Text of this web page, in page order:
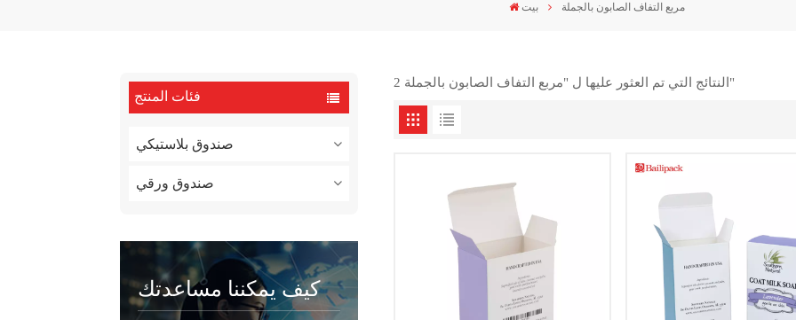
بيت مربع التفاف الصابون بالجملة
فئات المنتج
صندوق بلاستيكي
صندوق ورقي
كيف يمكننا مساعدتك
2 النتائج التي تم العثور عليها ل "مربع التفاف الصابون بالجملة"